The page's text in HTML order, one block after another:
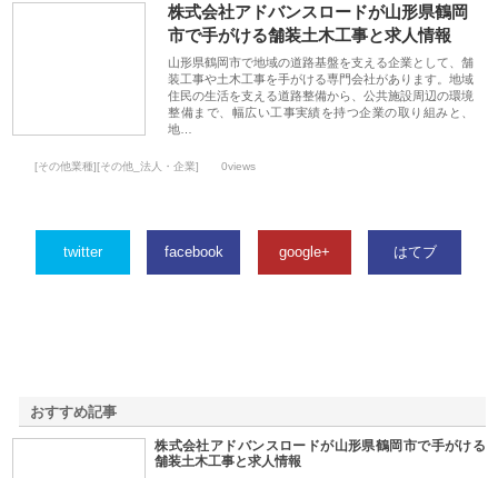
株式会社アドバンスロードが山形県鶴岡
市で手がける舗装土木工事と求人情報
山形県鶴岡市で地域の道路基盤を支える企業として、舗
装工事や土木工事を手がける専門会社があります。地域
住民の生活を支える道路整備から、公共施設周辺の環境
整備まで、幅広い工事実績を持つ企業の取り組みと、
地…
[その他業種][その他_法人・企業] 0views
twitter facebook google+ はてブ
おすすめ記事
株式会社アドバンスロードが山形県鶴岡市で手がける
舗装土木工事と求人情報